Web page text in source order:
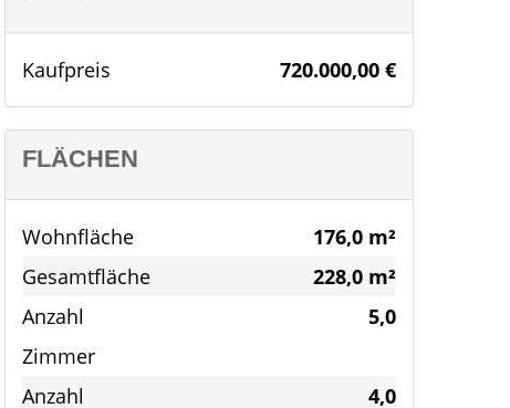
Kaufpreis 720.000,00 €
FLÄCHEN
Wohnfläche
176,0 m²
Gesamtfläche
228,0 m²
Anzahl
Zimmer
5,0
Anzahl
4,0